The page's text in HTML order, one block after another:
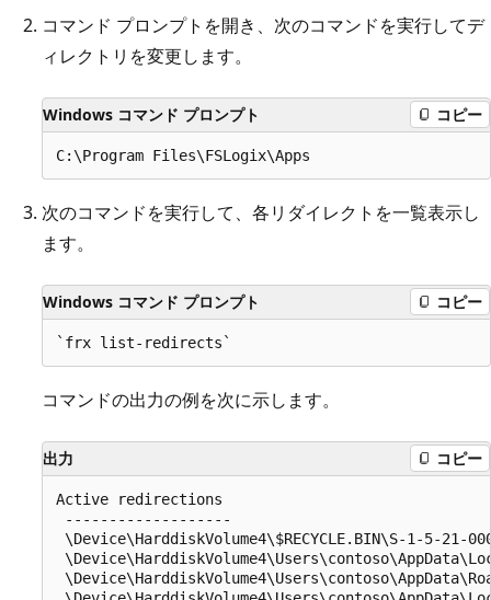
コマンド プロンプトを開き、次のコマンドを実行してデ
ィレクトリを変更します。
Windows コマンド プロンプト コピー
次のコマンドを実行して、各リダイレクトを一覧表示し
ます。
Windows コマンド プロンプト コピー
コマンドの出力の例を次に示します。
出力 コピー
Active redirections
-------------------
\Device\HarddiskVolume4\$RECYCLE.BIN\S-1-5-21-